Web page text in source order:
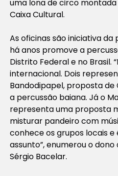
uma lona de circo
Caixa Cultural.
As oficinas são iniciativa
há anos promove a
Distrito Federal e no Brasil.
internacional. Dois
Bandodipapel, proposta
a percussão baiana. Já o
representa uma proposta
misturar pandeiro com
conhece os grupos locais e
assunto”, enumerou o
Sérgio Bacelar.